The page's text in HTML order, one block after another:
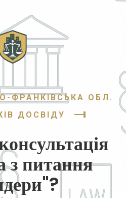
ФРАНКІВСЬКА ОБЛ.
ДОСВІДУ
з питання